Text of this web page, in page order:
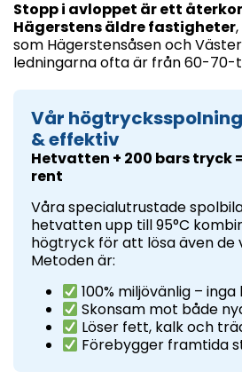
Stopp i avloppet är ett
Hägerstens äldre fastigheter
som Hägerstensåsen och
ledningarna ofta är från 60-70-
Vår
& effektiv
Hetvatten + 200 bars tryck
rent
Våra specialutrustade
hetvatten upp till 95°C
högtryck för att lösa även de
Metoden är:
100% miljövänlig –
Skonsam mot både
Löser fett, kalk och
Förebygger framtida